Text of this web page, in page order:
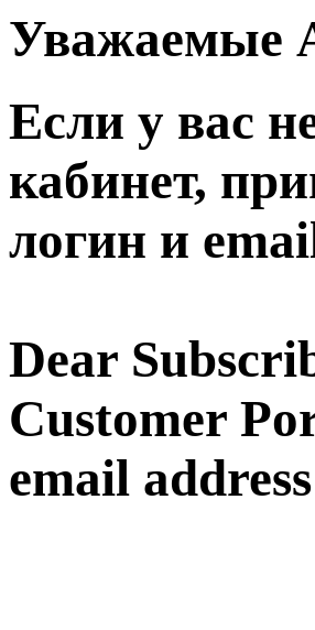
Уважаемые
Если у вас
кабинет,
логин и
Dear
Customer
email